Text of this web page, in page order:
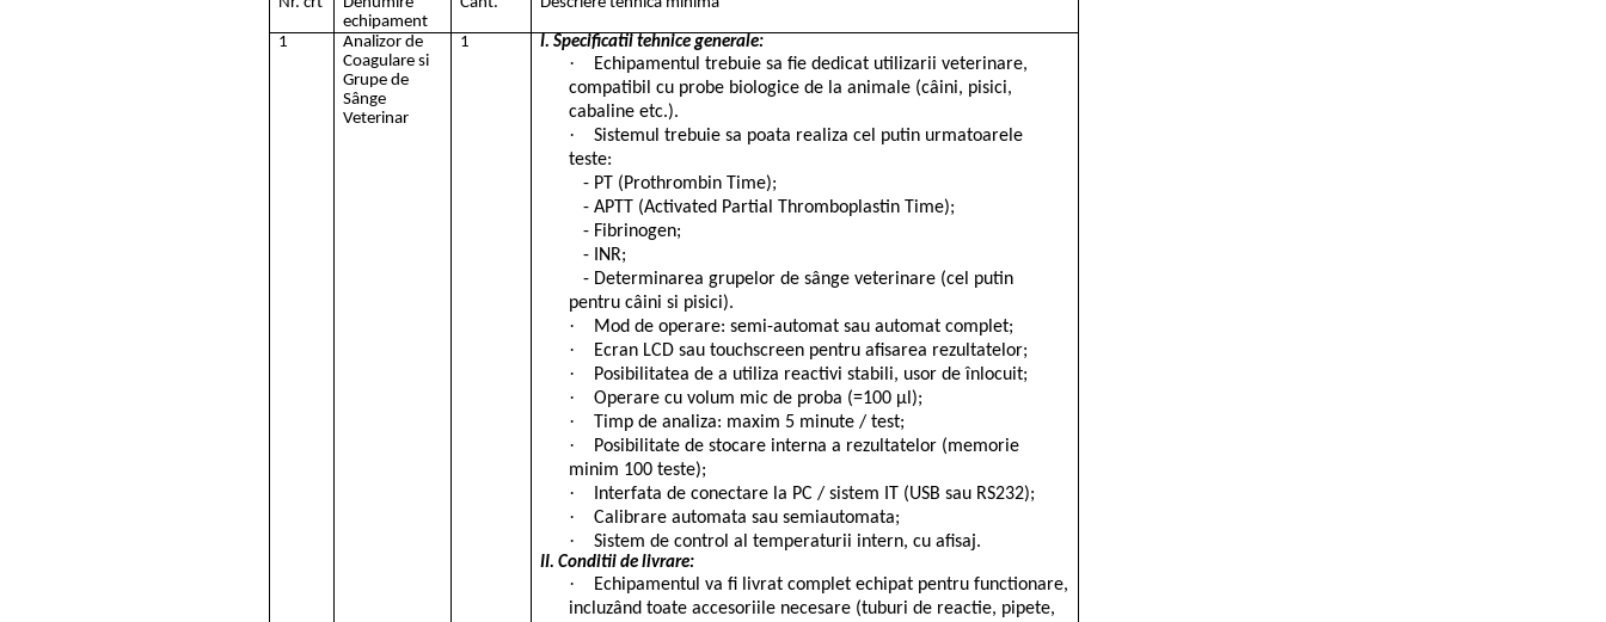
echipament
1
Analizor de
Coagulare si
Grupe de
Sânge
Veterinar
1 I. Specificatii tehnice generale:
·
Echipamentul trebuie sa fie dedicat utilizarii veterinare,
compatibil cu probe biologice de la animale (câini, pisici,
cabaline etc.).
·
Sistemul trebuie sa poata realiza cel putin urmatoarele
teste:
- PT (Prothrombin Time);
- APTT (Activated Partial Thromboplastin Time);
- Fibrinogen;
- INR;
- Determinarea grupelor de sânge veterinare (cel putin
pentru câini si pisici).
· Mod de operare: semi-automat sau automat complet;
· Ecran LCD sau touchscreen pentru afisarea rezultatelor;
· Posibilitatea de a utiliza reactivi stabili, usor de înlocuit;
· Operare cu volum mic de proba (=100 µl);
· Timp de analiza: maxim 5 minute / test;
·
Posibilitate de stocare interna a rezultatelor (memorie
minim 100 teste);
· Interfata de conectare la PC / sistem IT (USB sau RS232);
· Calibrare automata sau semiautomata;
· Sistem de control al temperaturii intern, cu afisaj.
II. Conditii de livrare:
·
Echipamentul va fi livrat complet echipat pentru functionare,
incluzând toate accesoriile necesare (tuburi de reactie, pipete,